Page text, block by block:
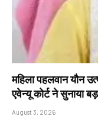
महिला पहलवान यौन
एवेन्यू कोर्ट ने सुनाया
August 3, 2026